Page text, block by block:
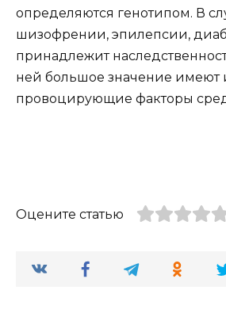
определяются генотипом. В
шизофрении, эпилепсии,
принадлежит
ней большое значение имеют
провоцирующие факторы
Оцените статью